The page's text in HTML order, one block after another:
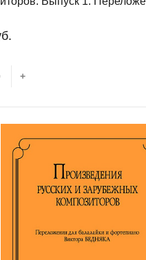
редакция и
+